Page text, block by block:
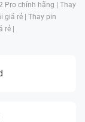
Pro chính hãng | Thay
giá rẻ | Thay pin
|